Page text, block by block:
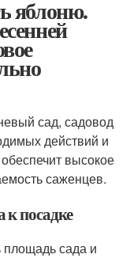
яблоню.
сад, садовод
действий и
высокое
саженцев.
к посадке
площадь сада и